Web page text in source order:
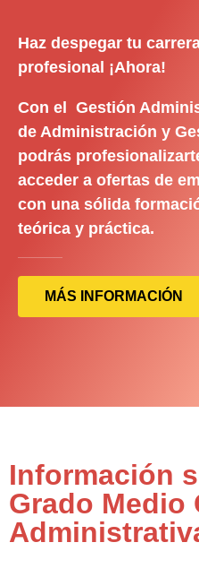
Haz despegar tu
profesional ¡Ahora!
Con el Gestión
de Administración y
podrás
acceder a ofertas de
con una sólida
teórica y práctica.
MÁS INFORMACIÓN
Información
Grado Medio